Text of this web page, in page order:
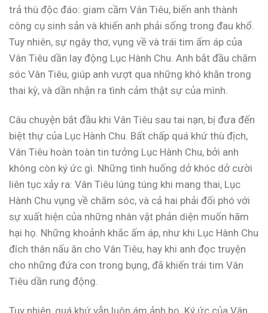
trả thù độc đáo: giam cầm Vân Tiêu, biến anh thành
công cụ sinh sản và khiến anh phải sống trong đau khổ.
Tuy nhiên, sự ngây thơ, vụng về và trái tim ấm áp của
Vân Tiêu dần lay động Lục Hành Chu. Anh bắt đầu chăm
sóc Vân Tiêu, giúp anh vượt qua những khó khăn trong
thai kỳ, và dần nhận ra tình cảm thật sự của mình.
Câu chuyện bắt đầu khi Vân Tiêu sau tai nạn, bị đưa đến
biệt thự của Lục Hành Chu. Bất chấp quá khứ thù địch,
Vân Tiêu hoàn toàn tin tưởng Lục Hành Chu, bởi anh
không còn ký ức gì. Những tình huống dở khóc dở cười
liên tục xảy ra: Vân Tiêu lúng túng khi mang thai, Lục
Hành Chu vụng về chăm sóc, và cả hai phải đối phó với
sự xuất hiện của những nhân vật phản diện muốn hãm
hại họ. Những khoảnh khắc ấm áp, như khi Lục Hành Chu
đích thân nấu ăn cho Vân Tiêu, hay khi anh đọc truyện
cho những đứa con trong bụng, đã khiến trái tim Vân
Tiêu dần rung động.
Tuy nhiên, quá khứ vẫn luôn ám ảnh họ. Ký ức của Vân